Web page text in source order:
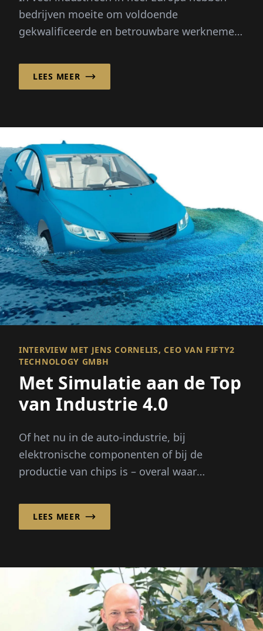
bedrijven moeite om voldoende
gekwalificeerde en betrouwbare werknemers
verandering en...
LEES MEER
INTERVIEW MET JENS CORNELIS, CEO VAN FIFTY2
TECHNOLOGY GMBH
Met Simulatie aan de Top
van Industrie 4.0
Of het nu in de auto-industrie, bij
elektronische componenten of bij de
productie van chips is – overal waar
LEES MEER